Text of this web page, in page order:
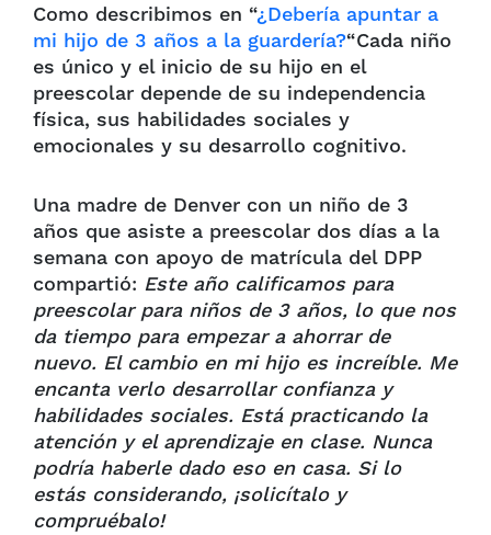
Como describimos en “¿Debería apuntar a
mi hijo de 3 años a la guardería?“Cada niño
es único y el inicio de su hijo en el
preescolar depende de su independencia
física, sus habilidades sociales y
emocionales y su desarrollo cognitivo.
Una madre de Denver con un niño de 3
años que asiste a preescolar dos días a la
semana con apoyo de matrícula del DPP
compartió: Este año calificamos para
preescolar para niños de 3 años, lo que nos
da tiempo para empezar a ahorrar de
nuevo. El cambio en mi hijo es increíble. Me
encanta verlo desarrollar confianza y
habilidades sociales. Está practicando la
atención y el aprendizaje en clase. Nunca
podría haberle dado eso en casa. Si lo
estás considerando, ¡solicítalo y
compruébalo!